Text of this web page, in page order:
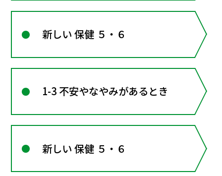
新しい 保健 ５・６
1-3 不安やなやみがあるとき
新しい 保健 ５・６